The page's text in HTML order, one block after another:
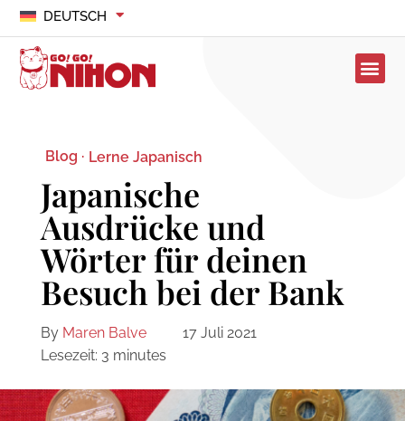
DEUTSCH
Blog · Lerne Japanisch
Japanische
Ausdrücke und
Wörter für deinen
Besuch bei der Bank
By Maren Balve
17 Juli 2021
Lesezeit: 3 minutes